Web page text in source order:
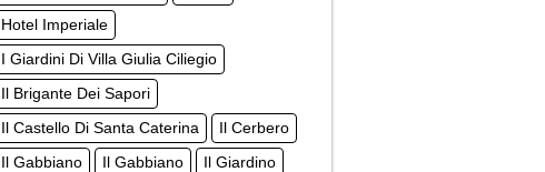
Hotel Imperiale
I Giardini Di Villa Giulia Ciliegio
Il Brigante Dei Sapori
Il Castello Di Santa Caterina
Il Cerbero
Il Gabbiano
Il Gabbiano
Il Giardino